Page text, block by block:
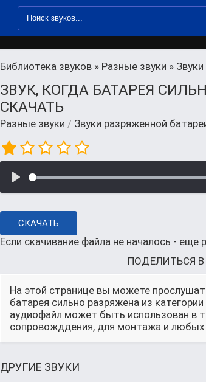
Библиотека звуков » Разные звуки »
ЗВУК, КОГДА БАТАРЕЯ
СКАЧАТЬ
Разные звуки / Звуки разряженной
СКАЧАТЬ
Если скачивание файла не началось - еще
ПОДЕЛИТЬСЯ В
На этой странице вы можете
батарея сильно разряжена из
аудиофайл может быть использован в
сопровожддения, для монтажа и любых
ДРУГИЕ ЗВУКИ